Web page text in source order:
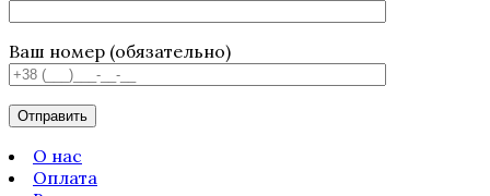
Ваш номер (обязательно)
О нас
Оплата